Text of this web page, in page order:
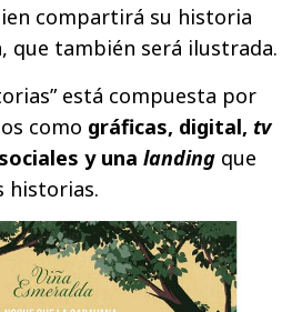
compartirá su historia
que también será ilustrada.
está compuesta por
como gráficas, digital, tv
y una landing que
historias.